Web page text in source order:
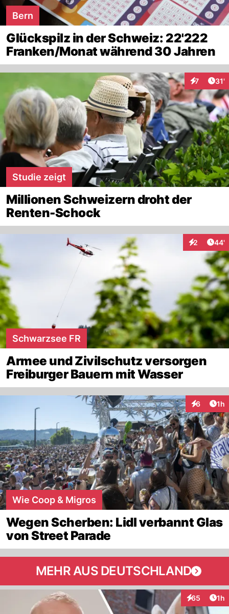
Bern
Glückspilz in der Schweiz: 22'222
Franken/Monat während 30 Jahren
7 31'
Studie zeigt
Millionen Schweizern droht der
Renten-Schock
2 44'
Schwarzsee FR
Armee und Zivilschutz versorgen
Freiburger Bauern mit Wasser
6 1h
Wie Coop & Migros
Wegen Scherben: Lidl verbannt Glas
von Street Parade
MEHR AUS DEUTSCHLAND
65
Interaktionen
1h